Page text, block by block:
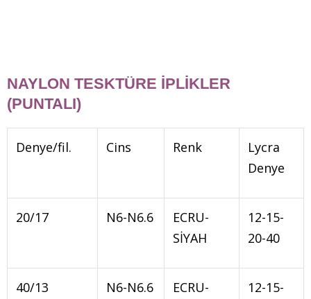
NAYLON TESKTÜRE İPLİKLER
(PUNTALI)
Denye/fil. Cins Renk
Lycra
Denye
20/17 N6-N6.6
ECRU-
SİYAH
12-15-
20-40
40/13 N6-N6.6
ECRU-
12-15-